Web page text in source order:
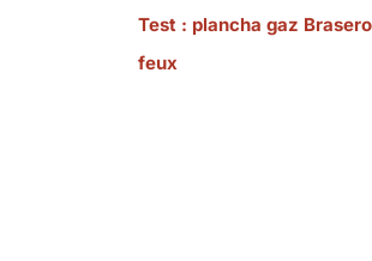
Test : plancha gaz
feux